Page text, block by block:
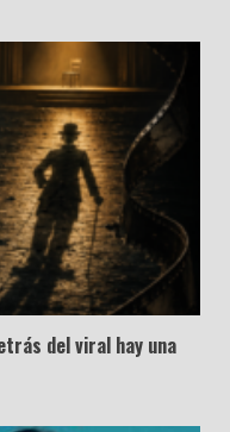
del viral hay una